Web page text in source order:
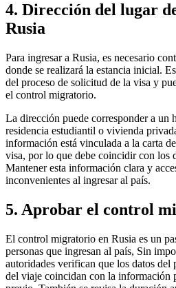
4. Dirección del lugar
Rusia
Para ingresar a Rusia, es necesario
donde se realizará la estancia inicial.
del proceso de solicitud de la visa y
el control migratorio.
La dirección puede corresponder a un
residencia estudiantil o vivienda
información está vinculada a la carta
visa, por lo que debe coincidir con los
Mantener esta información clara y
inconvenientes al ingresar al país.
5. Aprobar el control
El control migratorio en Rusia es un
personas que ingresan al país, Sin
autoridades verifican que los datos
del viaje coincidan con la información